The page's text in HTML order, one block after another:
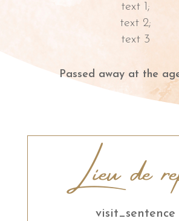
text 1;
text 2;
text 3
Passed away at the
Lieu de
visit_sentence